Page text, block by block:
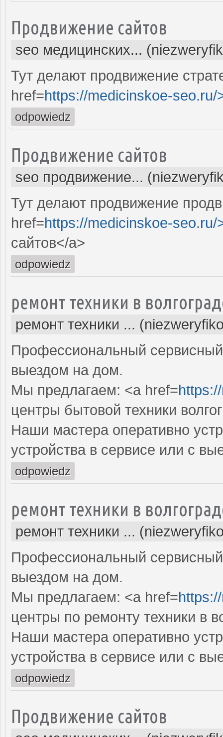
Продвижение сайтов
seo медицинских...
Тут делают продвижение
href=https://medicinskoe-seo.ru/
odpowiedz
Продвижение сайтов
seo продвижение...
Тут делают продвижение
href=https://medicinskoe-seo.ru/
сайтов</a>
odpowiedz
ремонт техники в
ремонт техники ...
Профессиональный
выездом на дом.
Мы предлагаем: <a href=
центры бытовой техники
Наши мастера оперативно
устройства в сервисе или с
odpowiedz
ремонт техники в
ремонт техники ...
Профессиональный
выездом на дом.
Мы предлагаем: <a href=
центры по ремонту техники в
Наши мастера оперативно
устройства в сервисе или с
odpowiedz
Продвижение сайтов